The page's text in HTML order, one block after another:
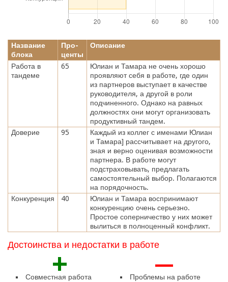
Название
блока
Про-
центы
Описание
Работа в
тандеме
65
Юлиан и Тамара не очень хорошо
проявляют себя в работе, где один
из партнеров выступает в качестве
руководителя, а другой в роли
подчиненного. Однако на равных
должностях они могут организовать
продуктивный тандем.
Доверие
95
Каждый из коллег с именами Юлиан
и Тамара] рассчитывает на другого,
зная и верно оценивая возможности
партнера. В работе могут
подстраховывать, предлагать
самостоятельный выбор. Полагаются
на порядочность.
Конкуренция
40
Юлиан и Тамара воспринимают
конкуренцию очень серьезно.
Простое соперничество у них может
вылиться в полноценный конфликт.
Достоинства и недостатки в работе
+
Совместная работа
—
Проблемы на работе